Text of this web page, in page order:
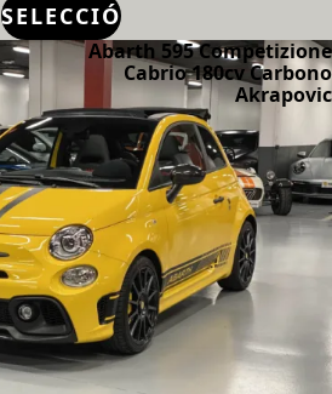
SELECCIÓ
Abarth 595 Competizione
Cabrio 180cv Carbono
Akrapovic